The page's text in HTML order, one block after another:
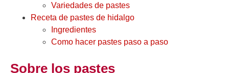
Variedades de pastes
Receta de pastes de hidalgo
Ingredientes
Como hacer pastes paso a paso
Sobre los pastes